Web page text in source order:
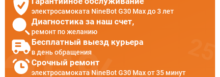
электросамоката NineBot G30 Max до 3 лет
Диагностика за наш счет,
ремонт по желанию
Бесплатный выезд курьера
в день обращения
Срочный ремонт
электросамоката NineBot G30 Max от 35 минут